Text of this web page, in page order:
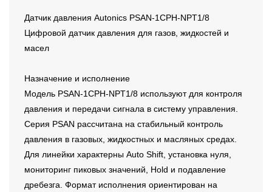
Датчик давления Autonics PSAN-1CPH-NPT1/8
Цифровой датчик давления для газов, жидкостей и
масел
Назначение и исполнение
Модель PSAN-1CPH-NPT1/8 используют для контроля
давления и передачи сигнала в систему управления.
Серия PSAN рассчитана на стабильный контроль
давления в газовых, жидкостных и масляных средах.
Для линейки характерны Auto Shift, установка нуля,
мониторинг пиковых значений, Hold и подавление
дребезга. Формат исполнения ориентирован на